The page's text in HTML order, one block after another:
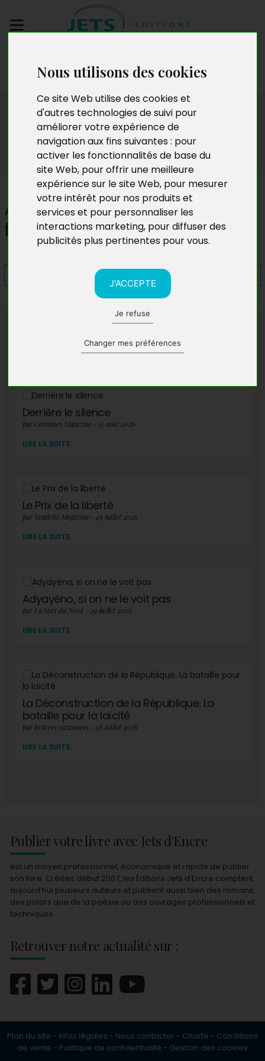
Nous utilisons des cookies
Ce site Web utilise des cookies et
d'autres technologies de suivi pour
améliorer votre expérience de
navigation aux fins suivantes : pour
activer les fonctionnalités de base du
site Web, pour offrir une meilleure
expérience sur le site Web, pour mesurer
votre intérêt pour nos produits et
services et pour personnaliser les
interactions marketing, pour diffuser des
publicités plus pertinentes pour vous.
J'ACCEPTE
Je refuse
Changer mes préférences
manuscrit
Presse
À partir d’aujourd’hui, tu ne
fais plus partie de ma vie
A lire également
Derrière le silence
par Cévennes Magazine - 15 août 2026
LIRE LA SUITE
Le Prix de la liberté
par Scarlette Magazine - 29 juillet 2026
LIRE LA SUITE
Adyayéno, si on ne le voit pas
par La Voix du Nord - 29 juillet 2026
LIRE LA SUITE
La Déconstruction de la République. La
bataille pour la laïcité
par lectures.suzannees - 28 juillet 2026
LIRE LA SUITE
Publier votre livre avec Jets d'Encre
est un moyen professionnel, économique et rapide de publier
son livre. Créées début 2007, les Éditions Jets d’Encre comptent
aujourd’hui plusieurs auteurs et publient aussi bien des romans,
des polars que de la poésie ou des ouvrages professionnels et
techniques.
Retrouver notre actualité sur :
Plan du site - Infos légales - Nous contacter - Charte - Conditions
de vente - Politique de confidentialité - Gestion des cookies